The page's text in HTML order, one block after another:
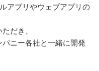
アプリやウェブアプリの
だき、
ニー各社と一緒に開発